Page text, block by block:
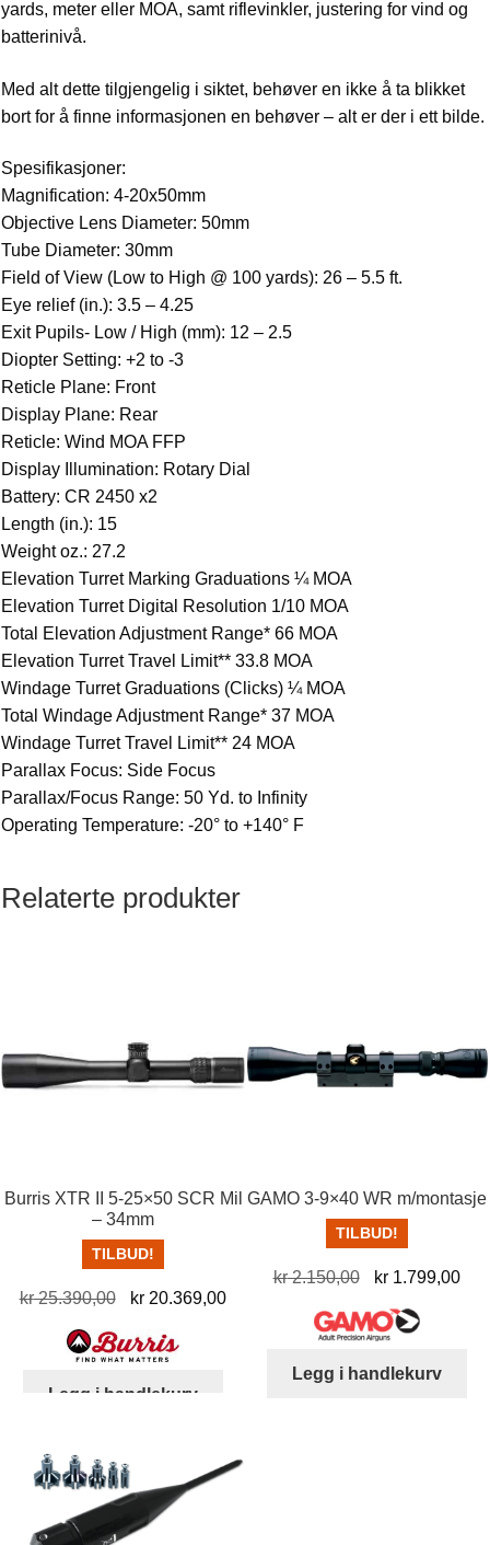
yards, meter eller MOA, samt riflevinkler, justering for vind og
batterinivå.
Med alt dette tilgjengelig i siktet, behøver en ikke å ta blikket
bort for å finne informasjonen en behøver – alt er der i ett bilde.
Spesifikasjoner:
Magnification: 4-20x50mm
Objective Lens Diameter: 50mm
Tube Diameter: 30mm
Field of View (Low to High @ 100 yards): 26 – 5.5 ft.
Eye relief (in.): 3.5 – 4.25
Exit Pupils- Low / High (mm): 12 – 2.5
Diopter Setting: +2 to -3
Reticle Plane: Front
Display Plane: Rear
Reticle: Wind MOA FFP
Display Illumination: Rotary Dial
Battery: CR 2450 x2
Length (in.): 15
Weight oz.: 27.2
Elevation Turret Marking Graduations ¼ MOA
Elevation Turret Digital Resolution 1/10 MOA
Total Elevation Adjustment Range* 66 MOA
Elevation Turret Travel Limit** 33.8 MOA
Windage Turret Graduations (Clicks) ¼ MOA
Total Windage Adjustment Range* 37 MOA
Windage Turret Travel Limit** 24 MOA
Parallax Focus: Side Focus
Parallax/Focus Range: 50 Yd. to Infinity
Operating Temperature: -20° to +140° F
Relaterte produkter
Burris XTR II 5-25×50 SCR Mil
– 34mm
TILBUD!
kr25.390,00
Opprinnelig
var:
kr 20.369,00Nåværende
kr 20.369,00.
Legg i handlekurv
GAMO 3-9×40 WR m/montasje
TILBUD!
kr2.150,00
Opprinnelig
var:
kr 1.799,00
Legg i handlekurv